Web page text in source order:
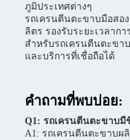
ภูมิประเทศต่างๆ
รถเครนตีนตะขาบมือสอ
ลิตร รองรับระยะเวลาก
สำหรับรถเครนตีนตะข
และบริการที่เชื่อถือได้
คำถามที่พบบ่อย:
Q1: รถเครนตีนตะขาบมี
A1: รถเครนตีนตะขาบผ